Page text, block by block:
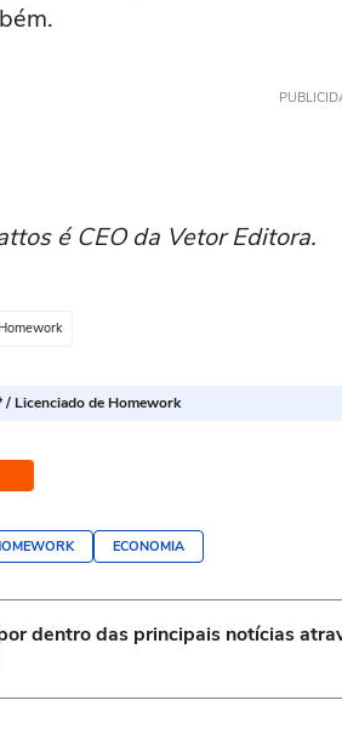
é CEO da Vetor Editora.
Homework
/ Licenciado de Homework
ECONOMIA
dentro das principais notícias